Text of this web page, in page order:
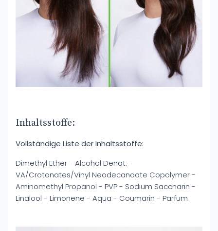
Inhaltsstoffe:
Vollständige Liste der Inhaltsstoffe:
Dimethyl Ether - Alcohol Denat. -
VA/Crotonates/Vinyl Neodecanoate Copolymer -
Aminomethyl Propanol - PVP - Sodium Saccharin -
Linalool - Limonene - Aqua - Coumarin - Parfum